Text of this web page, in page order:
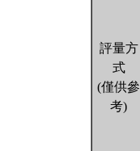
評量方
式
(僅供參
考)